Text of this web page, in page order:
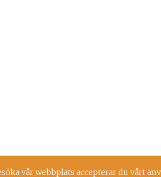
vår webbplats accepterar du vårt